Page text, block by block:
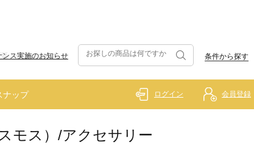
・停止について 条件から探す
ナップ ログイン 会員登録
モス）/アクセサリー